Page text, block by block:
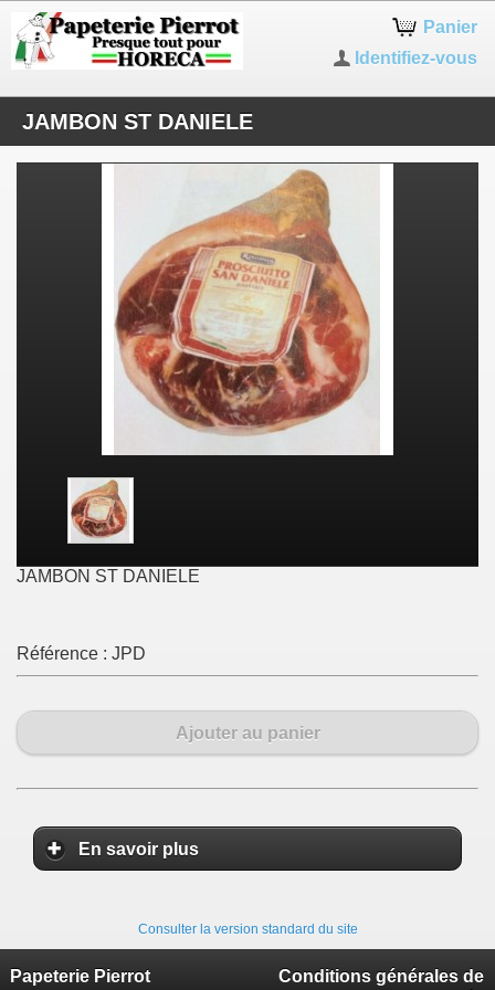
Panier
Identifiez-vous
JAMBON ST DANIELE
JAMBON ST DANIELE
Référence : JPD
Ajouter au panier
En savoir plus
Consulter la version standard du site
Papeterie Pierrot
Conditions générales de